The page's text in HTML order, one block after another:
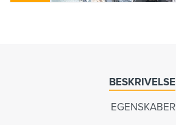
BESKRIVELSE
EGENSKABER